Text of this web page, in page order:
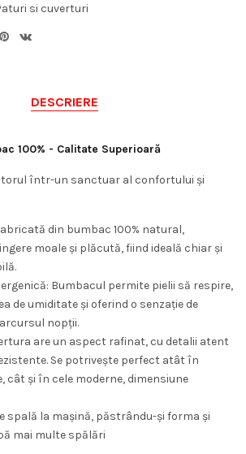
si cuverturi
DESCRIERE
100% - Calitate Superioară
într-un sanctuar al confortului și
din bumbac 100% natural,
moale și plăcută, fiind ideală chiar și
Bumbacul permite pielii să respire,
de umiditate și oferind o senzație de
nopții.
are un aspect rafinat, cu detalii atent
Se potrivește perfect atât în
cât și în cele moderne, dimensiune
spală la mașină, păstrându-și forma și
mai multe spălări